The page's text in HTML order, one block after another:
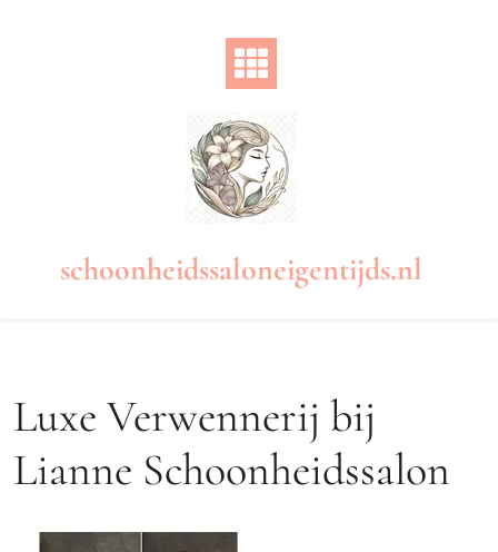
schoonheidssaloneigentijds.nl
Luxe Verwennerij bij
Lianne Schoonheidssalon